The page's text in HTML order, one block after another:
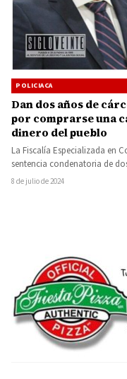
POLICIACA
Dan dos años de
por comprarse una
dinero del pueblo
La Fiscalía Especializada en
sentencia condenatoria de
8 de julio de 2024